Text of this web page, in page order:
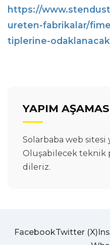
https://
ureten-fabrikalar/
tiplerine-
YAPIM
Solarbaba web sitesi
Oluşabilecek teknik
dileriz.
FacebookTwitter (X)